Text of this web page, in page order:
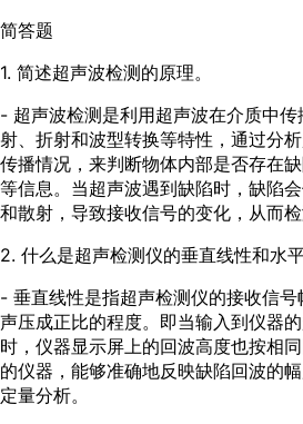
简答题
1. 简述超声波检测的原理。
- 超声波检测是利用超声波在介质中
射、折射和波型转换等特性，通过分
传播情况，来判断物体内部是否存在
等信息。当超声波遇到缺陷时，缺陷
和散射，导致接收信号的变化，从而检
2. 什么是超声检测仪的垂直线性和水
- 垂直线性是指超声检测仪的接收信
声压成正比的程度。即当输入到仪器
时，仪器显示屏上的回波高度也按相
的仪器，能够准确地反映缺陷回波的
定量分析。